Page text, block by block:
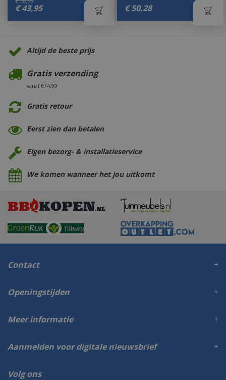
€ 43,95 € 50,28
Altijd de beste prijs
Gratis verzending
vanaf €74,99
Gratis retour
Eerst zien dan betalen
Eigen bezorg- & installatieservice
We komen wanneer het jou uitkomt
Contact
Volg ons
Openingstijden
Meer informatie
Aanmelden voor digitale nieuwsbrief